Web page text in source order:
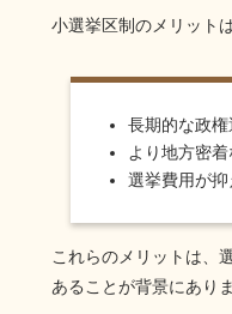
小選挙区制のメリット
長期的な政
より地方密
選挙費用が抑
これらのメリットは、
あることが背景にありま